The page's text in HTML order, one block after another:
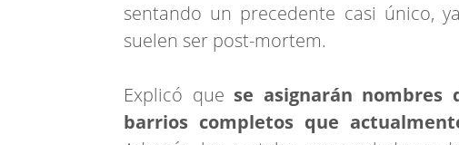
sentando un precedente casi único,
suelen ser post-mortem.
Explicó que se asignarán nombres
barrios completos que